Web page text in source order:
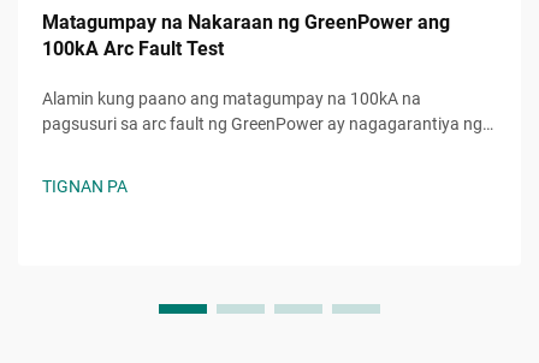
Matagumpay na Nakaraan ng GreenPower ang
100kA Arc Fault Test
Alamin kung paano ang matagumpay na 100kA na
pagsusuri sa arc fault ng GreenPower ay nagagarantiya ng
TIGNAN PA